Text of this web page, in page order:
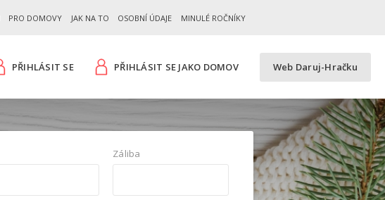
PRO DOMOVY JAK NA TO OSOBNÍ ÚDAJE MINULÉ ROČNÍKY
PŘIHLÁSIT SE PŘIHLÁSIT SE JAKO DOMOV Web Daruj-Hračku
Záliba